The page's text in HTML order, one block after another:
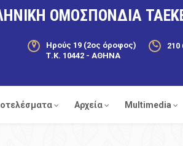
ΟΜΟΣΠΟΝΔΙΑ
Ηρούς 19 (2ος όροφος)
Τ.Κ. 10442 - ΑΘΗΝΑ
210
Αρχεία Multimedia